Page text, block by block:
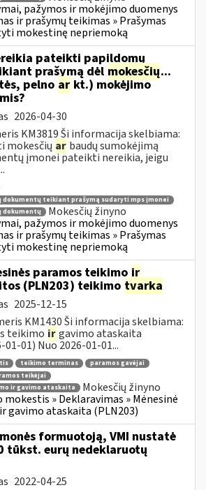
pažymos ir mokėjimo duomenys
ir prašymų teikimas » Prašymas
mokestinę nepriemoką
pateikti papildomų
prašymą dėl mokesčių...
pelno ar kt.) mokėjimo
2026-04-30
KM3819 Ši informacija skelbiama:
mokesčių ar baudų sumokėjimą
įmonei pateikti nereikia, jeigu
dokumentų teikiant prašymą sudaryti mps įmonei
dokumentų
Mokesčių žinyno
pažymos ir mokėjimo duomenys
ir prašymų teikimas » Prašymas
mokestinę nepriemoką
paramos teikimo ir
(PLN203) teikimo tvarka
2025-12-15
KM1430 Ši informacija skelbiama:
teikimo irgavimo ataskaita
01) Nuo 2026-01-01...
teikimo terminas
paramos gavėjai
teikėjai
ir gavimo ataskaita
Mokesčių žinyno
mokestis » Deklaravimas » Mėnesinė
gavimo ataskaita (PLN203)
formuotoją, VMI nustatė
tūkst. eurų nedeklaruotų
2022-04-25